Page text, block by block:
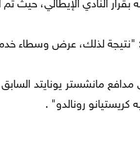
لذلك، عرض وسطاء
مدافع مانشستر يونايتد
رونالدو" .